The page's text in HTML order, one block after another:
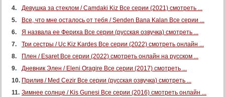
Девушка за стеклом / Camdaki Kiz Все серии (2021) смотреть ...
Все, что мне осталось от тебя / Senden Bana Kalan Все серии ...
Я назвала ее Фериха Все серии (русская озвучка) смотреть ...
Три сестры / Uc Kiz Kardes Все серии (2022) смотреть онлайн ...
Плен / Esaret Все серии (2022) смотреть онлайн на русском ...
Дневник Элен / Eleni Oragire Все серии (2017) смотреть ...
Прилив / Med Cezir Все серии (русская озвучка) смотреть ...
Зимнее солнце / Kis Gunesi Все серии (2016) смотреть онлайн ...